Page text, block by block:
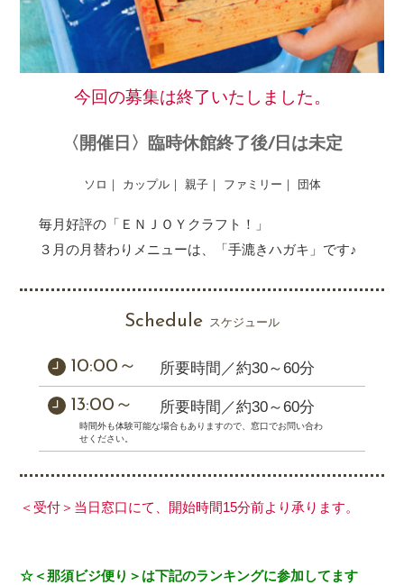
今回の募集は終了いたしました。
〈開催日〉臨時休館終了後/日は未定
ソロ｜ カップル｜ 親子｜ ファミリー｜ 団体
毎月好評の「ＥＮＪＯＹクラフト！」
３月の月替わりメニューは、「手漉きハガキ」です♪
Schedule スケジュール
10:00～ 所要時間／約30～60分
13:00～ 所要時間／約30～60分
時間外も体験可能な場合もありますので、窓口でお問い合わ
せください。
＜受付＞当日窓口にて、開始時間15分前より承ります。
☆＜那須ビジ便り＞は下記のランキングに参加してます